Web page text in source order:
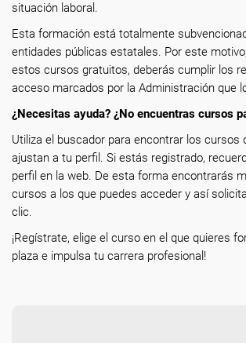
situación laboral.
Esta formación está totalmente
entidades públicas estatales. Por este
estos cursos gratuitos, deberás cumplir los
acceso marcados por la Administración que
¿Necesitas ayuda? ¿No encuentras cursos
Utiliza el buscador para encontrar los cursos
ajustan a tu perfil. Si estás registrado,
perfil en la web. De esta forma encontrarás
cursos a los que puedes acceder y así
clic.
¡Regístrate, elige el curso en el que quieres
plaza e impulsa tu carrera profesional!